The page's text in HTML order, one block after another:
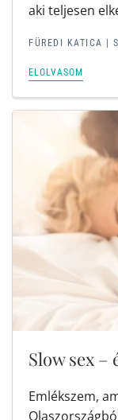
aki teljesen
FÜREDI KATICA |
ELOLVASOM
Slow sex –
Emlékszem,